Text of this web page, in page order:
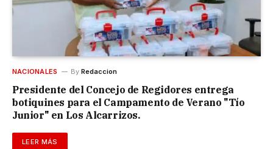
NACIONALES By Redaccion
Presidente del Concejo de Regidores entrega
botiquines para el Campamento de Verano "Tío
Junior" en Los Alcarrizos.
LEER MÁS